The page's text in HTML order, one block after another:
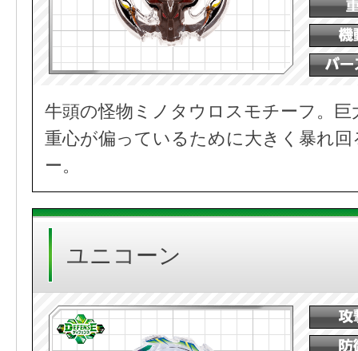
牛頭の怪物ミノタウロスモチーフ。
重心が偏っているために大きく暴れ
ー。
ユニコーン